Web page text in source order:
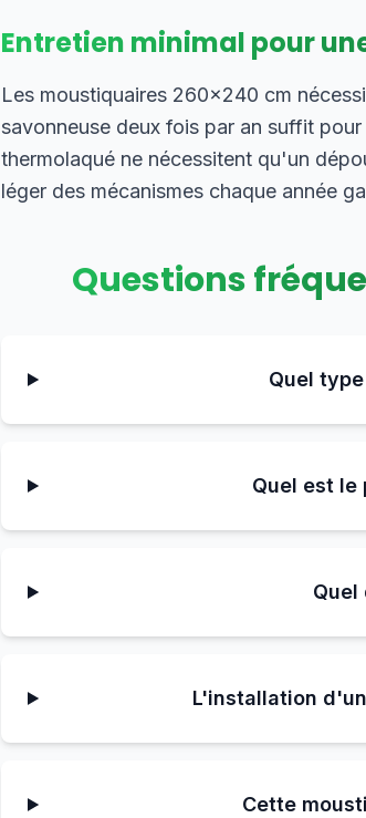
Entretien minimal pour
Les moustiquaires 260×240 cm
savonneuse deux fois par an suffit
thermolaqué ne nécessitent qu'un
léger des mécanismes chaque année
Questions
Quel
Quel est
Quel
L'installation
Cette